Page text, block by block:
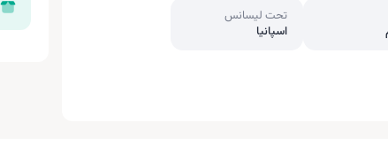
تحت لیسانس
اسپانیا